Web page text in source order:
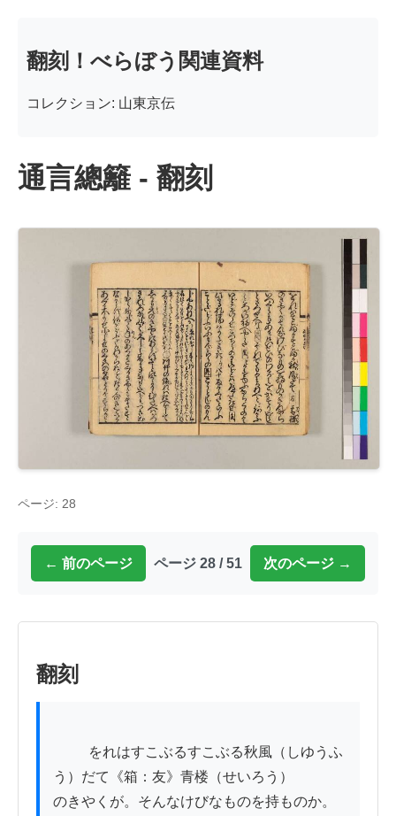
翻刻！べらぼう関連資料
コレクション: 山東京伝
通言總籬 - 翻刻
ページ: 28
← 前のページ ページ 28 / 51 次のページ →
翻刻
う）だて《箱：友》青楼（せいろう）
のきやくが。そんなけびなものを持ものか。